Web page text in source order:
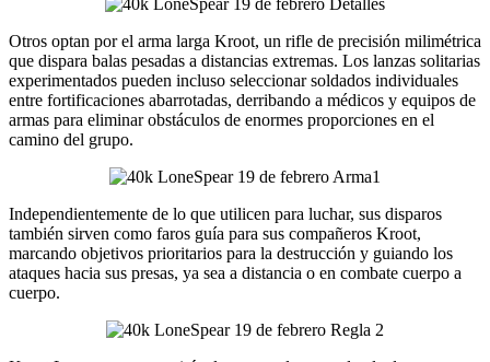
Otros optan por el arma larga Kroot, un rifle de precisión milimétrica
que dispara balas pesadas a distancias extremas. Los lanzas solitarias
experimentados pueden incluso seleccionar soldados individuales
entre fortificaciones abarrotadas, derribando a médicos y equipos de
armas para eliminar obstáculos de enormes proporciones en el
camino del grupo.
Independientemente de lo que utilicen para luchar, sus disparos
también sirven como faros guía para sus compañeros Kroot,
marcando objetivos prioritarios para la destrucción y guiando los
ataques hacia sus presas, ya sea a distancia o en combate cuerpo a
cuerpo.